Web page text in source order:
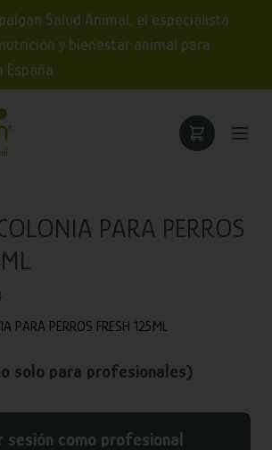
Salud Animal, el especialista
y bienestar animal para
España
PARA PERROS
solo para profesionales)
sesión como profesional